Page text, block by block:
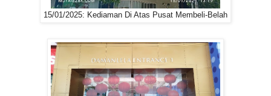
15/01/2025: Kediaman Di Atas Pusat Membeli-Belah